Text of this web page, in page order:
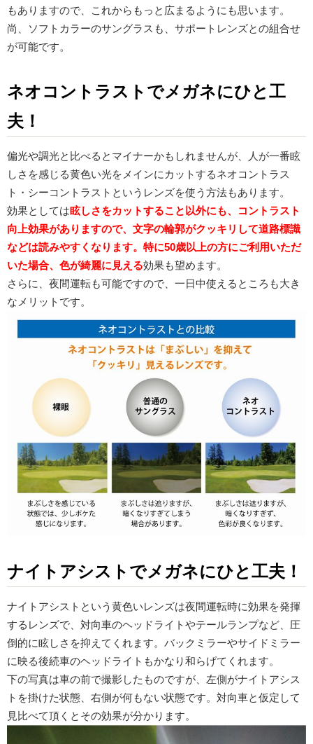
もありますので、これからもっと広まるようにも思います。
尚、ソフトカラーのサングラスも、サポートレンズとの組合せ
が可能です。
ネオコントラストでメガネにひと工
夫！
偏光や調光と比べるとマイナーかもしれませんが、人が一番眩
しさを感じる黄色い光をメインにカットするネオコントラス
ト・シーコントラストというレンズを使う方法もあります。
効果としては眩しさをカットすること以外にも、コントラスト
向上効果がありますので、文字の輪郭がクッキリして道路標識
などは読みやすくなります。特に50歳以上の方にご利用いただ
いた場合、色が綺麗に見える効果も望めます。
さらに、夜間運転も可能ですので、一日中使えるところも大き
なメリットです。
ナイトアシストでメガネにひと工夫！
ナイトアシストという黄色いレンズは夜間運転時に効果を発揮
するレンズで、対向車のヘッドライトやテールランプなど、圧
倒的に眩しさを抑えてくれます。バックミラーやサイドミラー
に映る後続車のヘッドライトもかなり和らげてくれます。
下の写真は車の前で撮影したものですが、左側がナイトアシス
トを掛けた状態、右側が何もない状態です。対向車と仮定して
見比べて頂くとその効果が分かります。